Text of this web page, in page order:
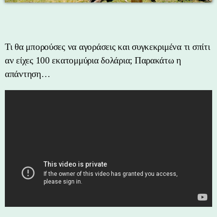
Τι θα μπορούσες να αγοράσεις και συγκεκριμένα τι σπίτι
αν είχες 100 εκατομμύρια δολάρια; Παρακάτω η
απάντηση…